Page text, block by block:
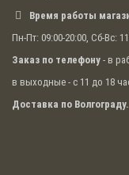
Время работы
Пн-Пт: 09:00-20:00, Сб-Вс:
Заказ по телефону - в
в выходные - с 11 до 18
Доставка по Волгограду.